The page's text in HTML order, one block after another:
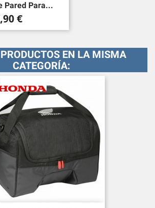
Pared Para...
€
EN LA MISMA
CATEGORÍA: